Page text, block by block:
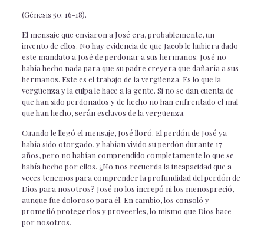
(Génesis 50: 16-18).
El mensaje que enviaron a José era, probablemente, un
invento de ellos. No hay evidencia de que Jacob le hubiera dado
este mandato a José de perdonar a sus hermanos. José no
había hecho nada para que su padre creyera que dañaría a sus
hermanos. Este es el trabajo de la vergüenza. Es lo que la
vergüenza y la culpa le hace a la gente. Si no se dan cuenta de
que han sido perdonados y de hecho no han enfrentado el mal
que han hecho, serán esclavos de la vergüenza.
Cuando le llegó el mensaje, José lloró. El perdón de José ya
había sido otorgado, y habían vivido su perdón durante 17
años, pero no habían comprendido completamente lo que se
había hecho por ellos. ¿No nos recuerda la incapacidad que a
veces tenemos para comprender la profundidad del perdón de
Dios para nosotros? José no los increpó ni los menospreció,
aunque fue doloroso para él. En cambio, los consoló y
prometió protegerlos y proveerles, lo mismo que Dios hace
por nosotros.